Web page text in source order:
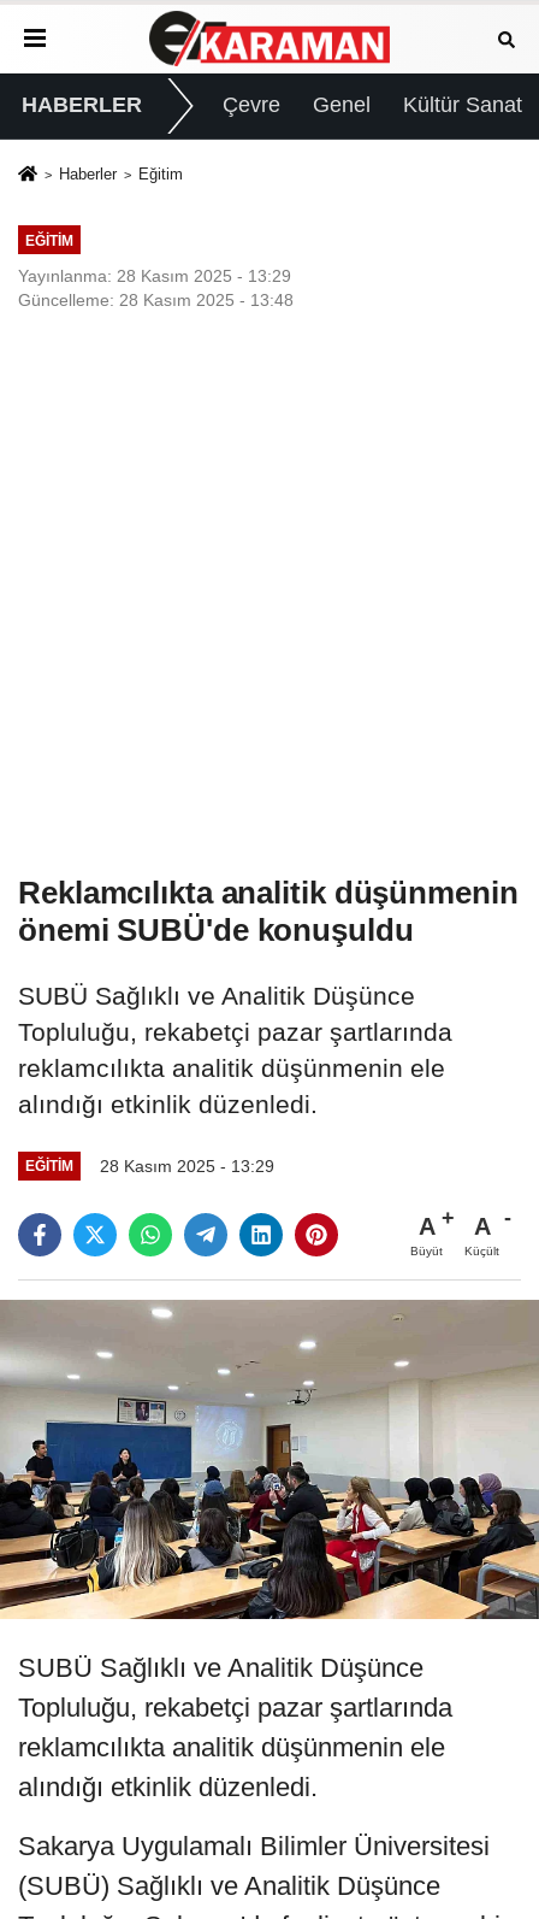
HABERLER Çevre Genel Kültür Sanat
Haberler Eğitim
EĞITIM
Yayınlanma: 28 Kasım 2025 - 13:29
Güncelleme: 28 Kasım 2025 - 13:48
Reklamcılıkta analitik düşünmenin
önemi SUBÜ'de konuşuldu
SUBÜ Sağlıklı ve Analitik Düşünce
Topluluğu, rekabetçi pazar şartlarında
reklamcılıkta analitik düşünmenin ele
alındığı etkinlik düzenledi.
EĞITIM 28 Kasım 2025 - 13:29
A
Büyüt
A
Küçült
SUBÜ Sağlıklı ve Analitik Düşünce
Topluluğu, rekabetçi pazar şartlarında
reklamcılıkta analitik düşünmenin ele
alındığı etkinlik düzenledi.
Sakarya Uygulamalı Bilimler Üniversitesi
(SUBÜ) Sağlıklı ve Analitik Düşünce